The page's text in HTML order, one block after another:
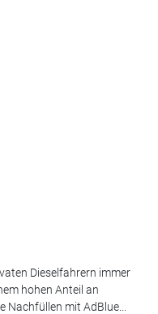
Dieselfahrern immer
hohen Anteil an
mit AdBlue...